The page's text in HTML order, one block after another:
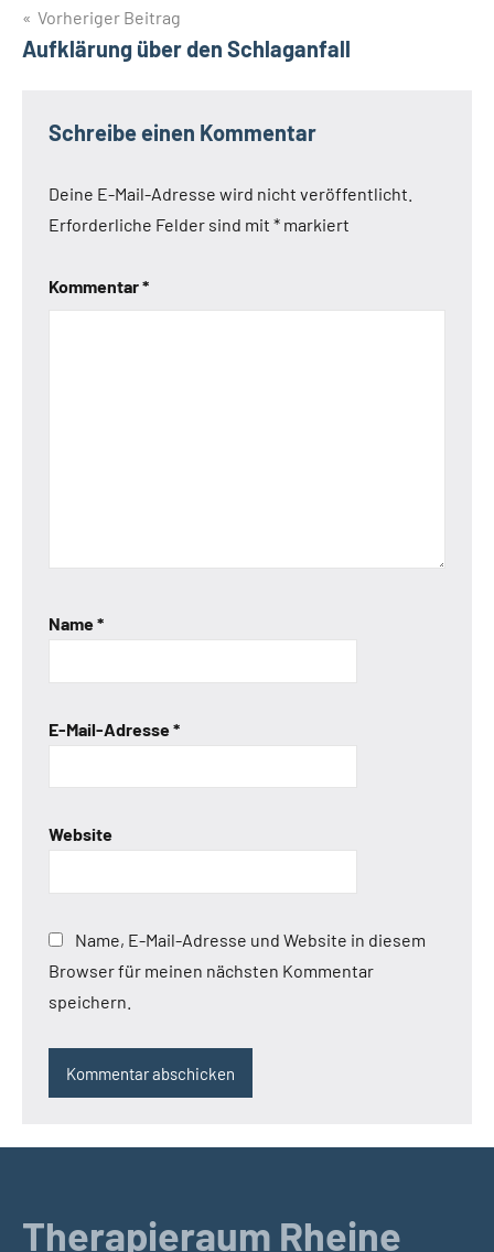
Beitragsnavigation
Vorheriger Beitrag
Aufklärung über den Schlaganfall
Schreibe einen Kommentar
Deine E-Mail-Adresse wird nicht veröffentlicht.
Erforderliche Felder sind mit * markiert
Kommentar*
Name*
E-Mail-Adresse*
Website
Name, E-Mail-Adresse und Website in diesem
Browser für meinen nächsten Kommentar
speichern.
Therapieraum Rheine